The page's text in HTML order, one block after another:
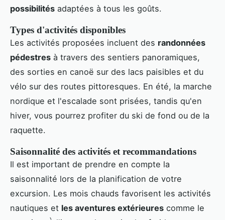
possibilités adaptées à tous les goûts.
Types d'activités disponibles
Les activités proposées incluent des randonnées
pédestres à travers des sentiers panoramiques,
des sorties en canoë sur des lacs paisibles et du
vélo sur des routes pittoresques. En été, la marche
nordique et l'escalade sont prisées, tandis qu'en
hiver, vous pourrez profiter du ski de fond ou de la
raquette.
Saisonnalité des activités et recommandations
Il est important de prendre en compte la
saisonnalité lors de la planification de votre
excursion. Les mois chauds favorisent les activités
nautiques et les aventures extérieures comme le